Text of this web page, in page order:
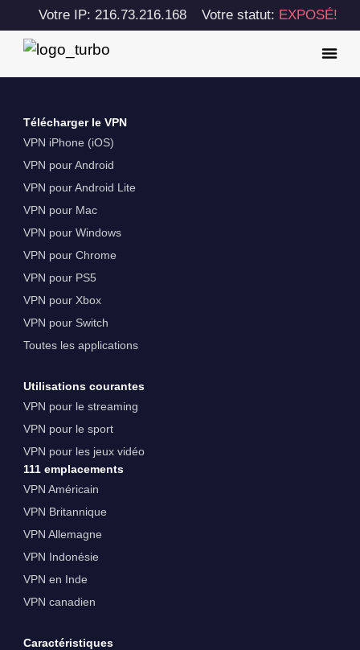
Votre IP: 216.73.216.168 Votre statut: EXPOSÉ!
Télécharger le VPN
VPN iPhone (iOS)
VPN pour Android
VPN pour Android Lite
VPN pour Mac
VPN pour Windows
VPN pour Chrome
VPN pour PS5
VPN pour Xbox
VPN pour Switch
Toutes les applications
Utilisations courantes
VPN pour le streaming
VPN pour le sport
VPN pour les jeux vidéo
111 emplacements
VPN Américain
VPN Britannique
VPN Allemagne
VPN Indonésie
VPN en Inde
VPN canadien
Caractéristiques